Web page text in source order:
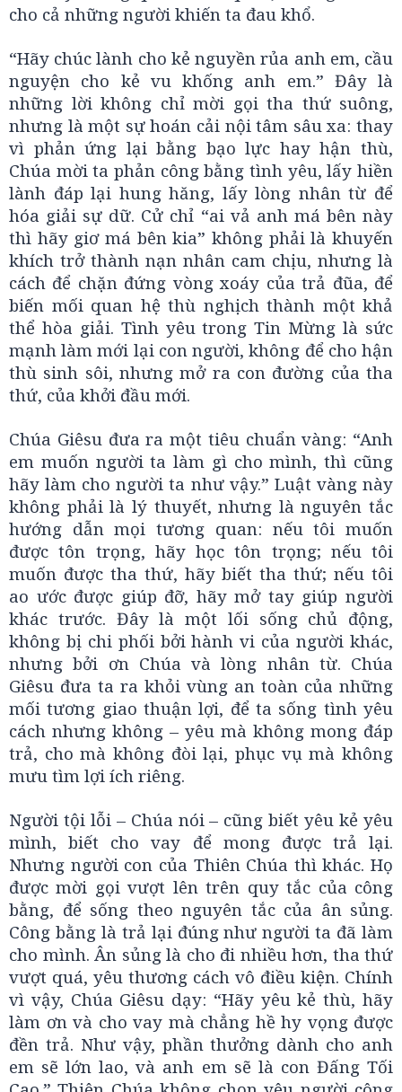
cho cả những người khiến ta đau khổ.
“Hãy chúc lành cho kẻ nguyền rủa anh em, cầu
nguyện cho kẻ vu khống anh em.” Đây là
những lời không chỉ mời gọi tha thứ suông,
nhưng là một sự hoán cải nội tâm sâu xa: thay
vì phản ứng lại bằng bạo lực hay hận thù,
Chúa mời ta phản công bằng tình yêu, lấy hiền
lành đáp lại hung hăng, lấy lòng nhân từ để
hóa giải sự dữ. Cử chỉ “ai vả anh má bên này
thì hãy giơ má bên kia” không phải là khuyến
khích trở thành nạn nhân cam chịu, nhưng là
cách để chặn đứng vòng xoáy của trả đũa, để
biến mối quan hệ thù nghịch thành một khả
thể hòa giải. Tình yêu trong Tin Mừng là sức
mạnh làm mới lại con người, không để cho hận
thù sinh sôi, nhưng mở ra con đường của tha
thứ, của khởi đầu mới.
Chúa Giêsu đưa ra một tiêu chuẩn vàng: “Anh
em muốn người ta làm gì cho mình, thì cũng
hãy làm cho người ta như vậy.” Luật vàng này
không phải là lý thuyết, nhưng là nguyên tắc
hướng dẫn mọi tương quan: nếu tôi muốn
được tôn trọng, hãy học tôn trọng; nếu tôi
muốn được tha thứ, hãy biết tha thứ; nếu tôi
ao ước được giúp đỡ, hãy mở tay giúp người
khác trước. Đây là một lối sống chủ động,
không bị chi phối bởi hành vi của người khác,
nhưng bởi ơn Chúa và lòng nhân từ. Chúa
Giêsu đưa ta ra khỏi vùng an toàn của những
mối tương giao thuận lợi, để ta sống tình yêu
cách nhưng không – yêu mà không mong đáp
trả, cho mà không đòi lại, phục vụ mà không
mưu tìm lợi ích riêng.
Người tội lỗi – Chúa nói – cũng biết yêu kẻ yêu
mình, biết cho vay để mong được trả lại.
Nhưng người con của Thiên Chúa thì khác. Họ
được mời gọi vượt lên trên quy tắc của công
bằng, để sống theo nguyên tắc của ân sủng.
Công bằng là trả lại đúng như người ta đã làm
cho mình. Ân sủng là cho đi nhiều hơn, tha thứ
vượt quá, yêu thương cách vô điều kiện. Chính
vì vậy, Chúa Giêsu dạy: “Hãy yêu kẻ thù, hãy
làm ơn và cho vay mà chẳng hề hy vọng được
đền trả. Như vậy, phần thưởng dành cho anh
em sẽ lớn lao, và anh em sẽ là con Đấng Tối